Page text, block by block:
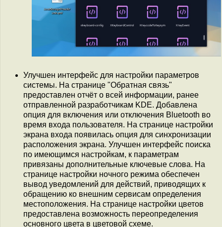
Улучшен интерфейс для настройки параметров
системы. На странице "Обратная связь"
предоставлен отчёт о всей информации, ранее
отправленной разработчикам KDE. Добавлена
опция для включения или отключения Bluetooth во
время входа пользователя. На странице настройки
экрана входа появилась опция для синхронизации
расположения экрана. Улучшен интерфейс поиска
по имеющимся настройкам, к параметрам
привязаны дополнительные ключевые слова. На
странице настройки ночного режима обеспечен
вывод уведомлений для действий, приводящих к
обращению ко внешним сервисам определения
местоположения. На странице настройки цветов
предоставлена возможность переопределения
основного цвета в цветовой схеме.